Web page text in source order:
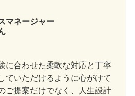
マネージャー
に合わせた柔軟な対応と丁寧
ていただけるように心がけて
ご提案だけでなく、人生設計